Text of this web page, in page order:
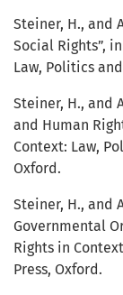
Steiner, H., and
Social Rights”,
Law, Politics
Steiner, H., and
and Human
Context: Law,
Oxford.
Steiner, H., and
Governmental
Rights in
Press, Oxford.